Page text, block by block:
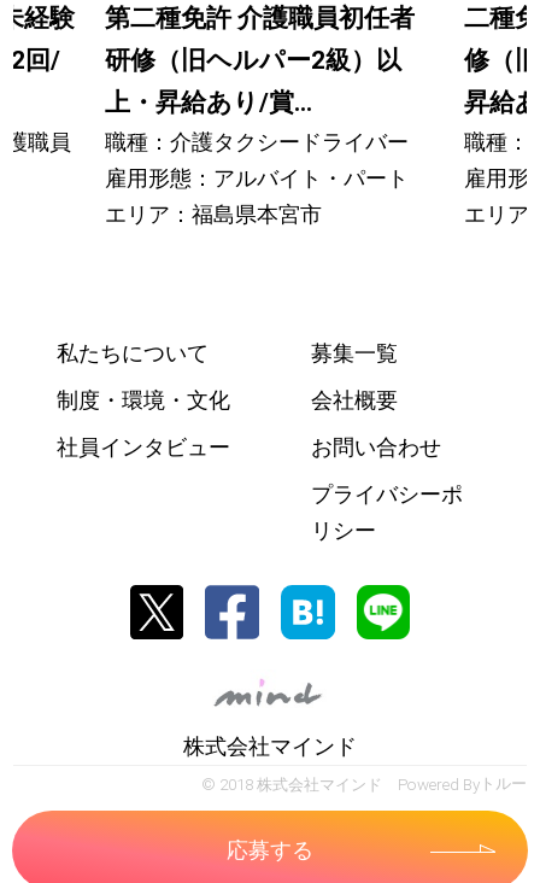
経験
2回/
職員
第二種免許 介護職員初任者
研修（旧ヘルパー2級）以
上・昇給あり/賞...
職種：介護タクシードライバー
雇用形態：アルバイト・パート
エリア：福島県本宮市
二種
修（
昇給
職種：
雇用形
エリア
応募する
私たちについて
制度・環境・文化
社員インタビュー
募集一覧
会社概要
お問い合わせ
プライバシーポ
リシー
株式会社マインド
© 2018 株式会社マインド Powered Byトルー